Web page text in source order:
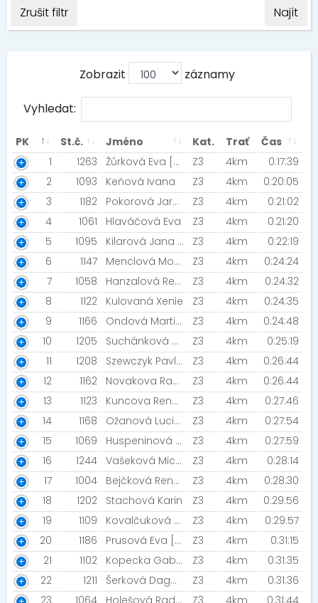
Zrušit filtr Najít
Zobrazit záznamy
Vyhledat:
PK St.č. Jméno Kat. Trať
Čas
1
1263 Žůrková Eva [Jof X-team] Z3 4km
0:17:39
2
1093 Keňová Ivana Z3 4km
0:20:05
3
1182 Pokorová Jaroslava [Báječné ženy v běhu] Z3 4km
0:21:02
4
1061 Hlaváčová Eva Z3 4km
0:21:20
5
1095 Kilarová Jana [ŠBV] Z3 4km
0:22:19
6
1147 Menclová Monika [Night Run Team] Z3 4km
0:24:24
7
1058 Hanzalová Renata [MIZUNO TEAM / NIGHT RUN TEAM] Z3 4km
0:24:32
8
1122 Kulovaná Xenie Z3 4km
0:24:35
9
1166 Ondová Martina Z3 4km
0:24:48
10
1205 Suchánková Vlasta Z3 4km
0:25:19
11
1208 Szewczyk Pavlína Z3 4km
0:26:44
12
1162 Novakova Radana [Soudružky] Z3 4km
0:26:44
13
1123 Kuncova Renata Z3 4km
0:27:46
14
1168 Ožanová Lucie [innogy] Z3 4km
0:27:54
15
1069 Huspeninová Kateřina Z3 4km
0:27:59
16
1244 Vašeková Michaela [Horáreň] Z3 4km
0:28:14
17
1004 Bejčková Renata Z3 4km
0:28:30
18
1202 Stachová Karin Z3 4km
0:29:56
19
1109 Kovalčuková Martina Z3 4km
0:29:57
20
1186 Prusová Eva [Prusova trojka ] Z3 4km
0:31:15
21
1102 Kopecka Gabriela Z3 4km
0:31:35
22
1211 Šerková Dagmar Z3 4km
0:31:36
23
1064 Holešová Radka Z3 4km 0:31:44